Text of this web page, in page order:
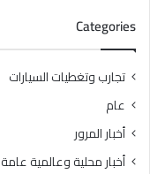
Categories
تجارب وتغطيات السيارات
عام
أخبار المرور
أخبار محلية وعالمية عامة